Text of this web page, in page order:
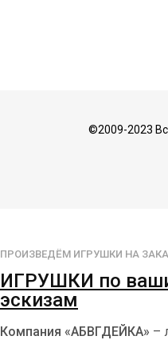
©2009-2023
ПРОИЗВЕДЁМ ИГРУШКИ НА
ИГРУШКИ по
эскизам
Компания «АБВГДЕЙКА» –